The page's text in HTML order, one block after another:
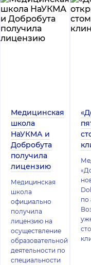
Медицинская
школа
НаУКМА и
Добробута
получила
лицензию
Медицинская
школа
официально
получила
лицензию на
осуществление
образовательной
деятельности по
специальности
по